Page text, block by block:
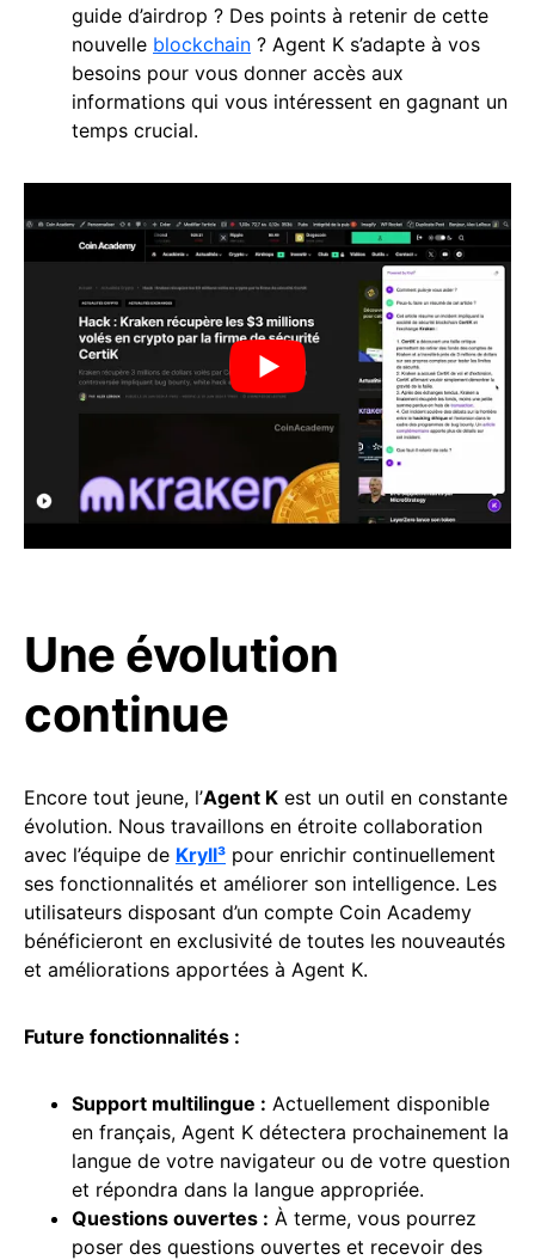
guide d’airdrop ? Des points à retenir de cette
nouvelle blockchain ? Agent K s’adapte à vos
besoins pour vous donner accès aux
informations qui vous intéressent en gagnant un
temps crucial.
Une évolution
continue
Encore tout jeune, l’Agent K est un outil en constante
évolution. Nous travaillons en étroite collaboration
avec l’équipe de Kryll³ pour enrichir continuellement
ses fonctionnalités et améliorer son intelligence. Les
utilisateurs disposant d’un compte Coin Academy
bénéficieront en exclusivité de toutes les nouveautés
et améliorations apportées à Agent K.
Future fonctionnalités :
Support multilingue : Actuellement disponible
en français, Agent K détectera prochainement la
langue de votre navigateur ou de votre question
et répondra dans la langue appropriée.
Questions ouvertes : À terme, vous pourrez
poser des questions ouvertes et recevoir des